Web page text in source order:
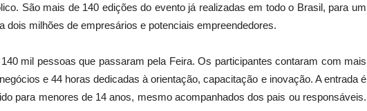
São mais de 140 edições do evento já realizadas em todo o Brasil, para um
dois milhões de empresários e potenciais empreendedores.
mil pessoas que passaram pela Feira. Os participantes contaram com mais
e 44 horas dedicadas à orientação, capacitação e inovação. A entrada é
para menores de 14 anos, mesmo acompanhados dos pais ou responsáveis.